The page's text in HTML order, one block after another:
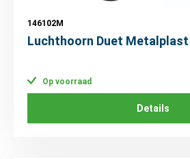
146102M
Luchthoorn Duet Metalplast
Op voorraad
Details